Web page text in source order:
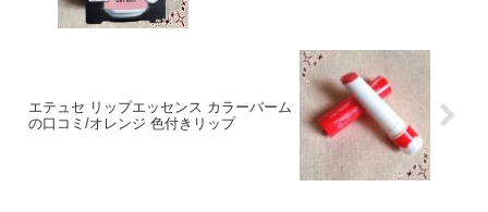
エテュセ リップエッセンス カラーバーム
の口コミ/オレンジ 色付きリップ